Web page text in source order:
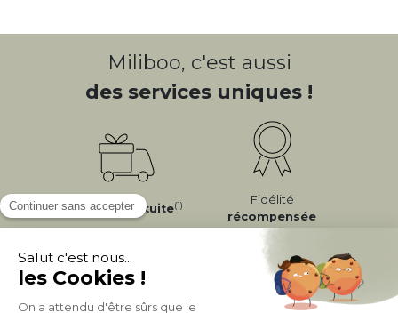
Miliboo, c'est aussi
des services uniques !
LivraisonGratuite(1)
Fidélité
récompensée